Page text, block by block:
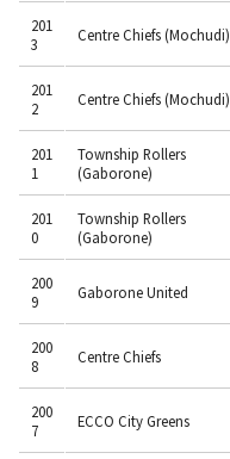
201
3
Centre Chiefs (Mochudi)
201
2
Centre Chiefs (Mochudi)
201
1
Township Rollers
(Gaborone)
201
0
Township Rollers
(Gaborone)
200
9
Gaborone United
200
8
Centre Chiefs
200
7
ECCO City Greens